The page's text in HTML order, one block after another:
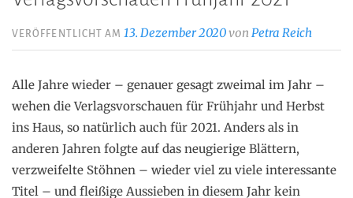
VERÖFFENTLICHT AM13. Dezember 2020vonPetra Reich
Alle Jahre wieder – genauer gesagt zweimal im Jahr –
wehen die Verlagsvorschauen für Frühjahr und Herbst
ins Haus, so natürlich auch für 2021. Anders als in
anderen Jahren folgte auf das neugierige Blättern,
verzweifelte Stöhnen – wieder viel zu viele interessante
Titel – und fleißige Aussieben in diesem Jahr kein